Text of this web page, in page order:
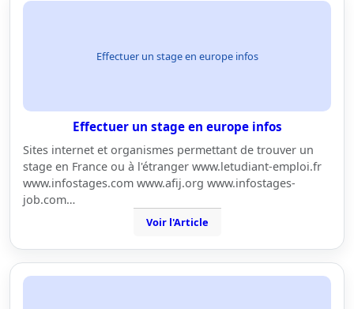
Effectuer un stage en europe infos
Effectuer un stage en europe infos
Sites internet et organismes permettant de trouver un
stage en France ou à l'étranger www.letudiant-emploi.fr
www.infostages.com www.afij.org www.infostages-
job.com…
Voir l'Article